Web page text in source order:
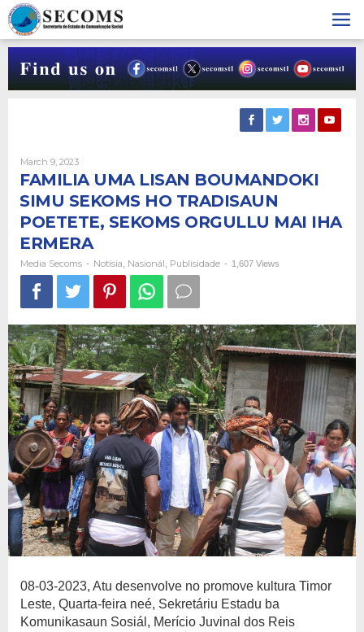
Skip
to
content
March 9, 2023By
Media
Secoms
FAMILIA UMA LISAN BOUMANDOKI
SIMU SEKOMS HO TRADISAUN
POETETE, SEKOMS ORGULLU MAI IHA
ERMERA
Media Secoms - Notísia Nasionál Publisidade - 1,607 Views
08-03-2023, Atu desenvolve no promove kultura Timor
Leste, Quarta-feira neé, Sekretáriu Estadu ba
Komunikasaun Sosiál, Merício Juvinal dos Reis